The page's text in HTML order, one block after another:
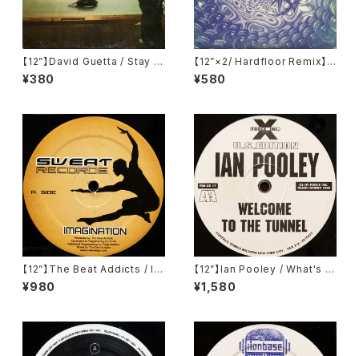
【12”】David Guetta / Stay (V
endetta Records) (VENMX
573 (N))
¥380
【12”×2/ Hardfloor Remix】T
he Shamen / Destination E
schaton (Disco Clash (Tec
¥580
【12”】The Beat Addicts / Im
agination (Sweat Records)
(SWEAT-1)
¥980
【12”】Ian Pooley / What's Y
our Number / Welcome To
The Tunnel (Force Inc. US)
¥1,580